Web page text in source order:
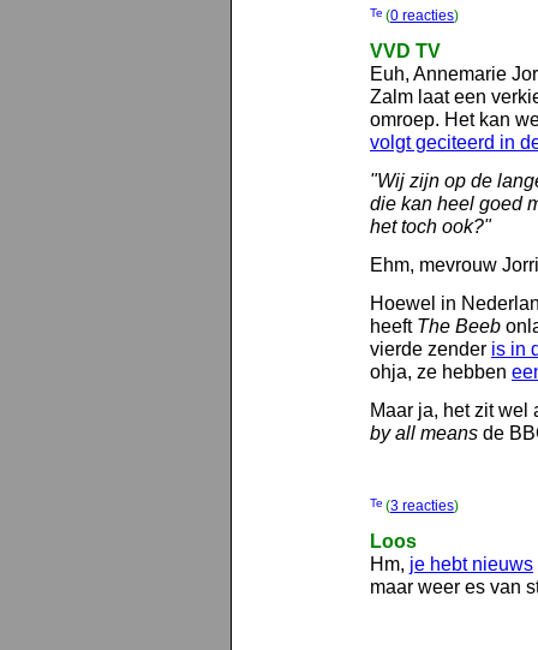
(0 reacties)
VVD TV
Euh, Annemarie
Zalm laat een
omroep. Het kan
volgt geciteerd in
"Wij zijn op de
die kan heel goed
het toch ook?"
Ehm, mevrouw
Hoewel in
heeft The Beeb
vierde zender is in
ohja, ze hebben
Maar ja, het zit wel
by all means de
(3 reacties)
Loos
Hm, je hebt nieuws
maar weer es van